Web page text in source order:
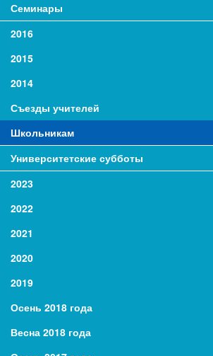
Семинары
2016
2015
2014
Съезды учителей
Школьникам
Университетские субботы
2023
2022
2021
2020
2019
Осень 2018 года
Весна 2018 года